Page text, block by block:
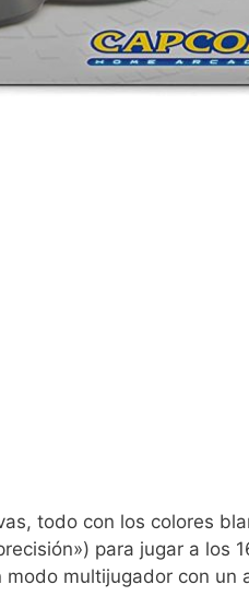
todo con los colores
para jugar a los
multijugador con un